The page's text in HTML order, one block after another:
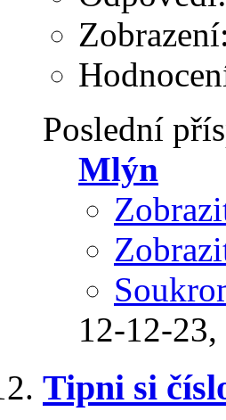
Poslední
Mlýn
12-12-23,
Tipni si